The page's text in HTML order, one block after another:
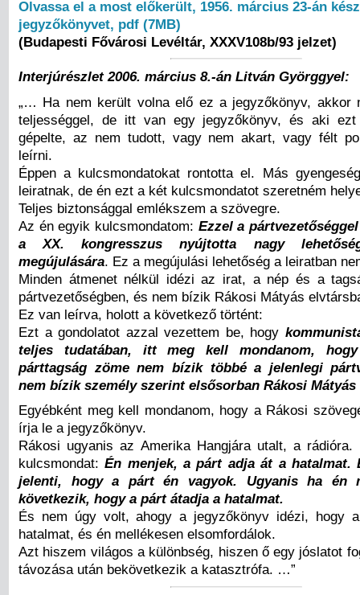
Olvassa el a most előkerült, 1956. március 23-án
jegyzőkönyvet, pdf (7MB)
(Budapesti Fővárosi Levéltár, XXXV108b/93 jelzet)
Interjúrészlet 2006. március 8.-án Litván Györggyel:
„… Ha nem került volna elő ez a jegyzőkönyv, akkor
teljességgel, de itt van egy jegyzőkönyv, és aki ezt
gépelte, az nem tudott, vagy nem akart, vagy félt
leírni.
Éppen a kulcsmondatokat rontotta el. Más
leiratnak, de én ezt a két kulcsmondatot szeretném
Teljes biztonsággal emlékszem a szövegre.
Az én egyik kulcsmondatom: Ezzel a
a XX. kongresszus nyújtotta nagy
megújulására. Ez a megújulási lehetőség a leiratban
Minden átmenet nélkül idézi az irat, a nép és a
pártvezetőségben, és nem bízik Rákosi Mátyás
Ez van leírva, holott a következő történt:
Ezt a gondolatot azzal vezettem be, hogy
teljes tudatában, itt meg kell mondanom,
párttagság zöme nem bízik többé a jelenlegi
nem bízik személy szerint elsősorban Rákosi
Egyébként meg kell mondanom, hogy a Rákosi
írja le a jegyzőkönyv.
Rákosi ugyanis az Amerika Hangjára utalt, a
kulcsmondat:Én menjek, a párt adja át a hatalmat.
jelenti, hogy a párt én vagyok. Ugyanis ha én
következik, hogy a párt átadja a hatalmat.
És nem úgy volt, ahogy a jegyzőkönyv idézi, hogy
hatalmat, és én mellékesen elsomfordálok.
Azt hiszem világos a különbség, hiszen ő egy jóslatot
távozása után bekövetkezik a katasztrófa. …”